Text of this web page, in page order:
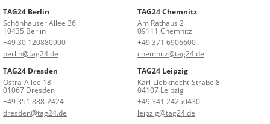
TAG24 Berlin
Schönhauser Allee 36
10435 Berlin
+49 30 120880900
berlin@tag24.de
TAG24 Chemnitz
Am Rathaus 2
09111 Chemnitz
+49 371 6906600
chemnitz@tag24.de
TAG24 Dresden
Ostra-Allee 18
01067 Dresden
+49 351 888-2424
dresden@tag24.de
TAG24 Leipzig
Karl-Liebknecht-Straße 8
04107 Leipzig
+49 341 24250430
leipzig@tag24.de